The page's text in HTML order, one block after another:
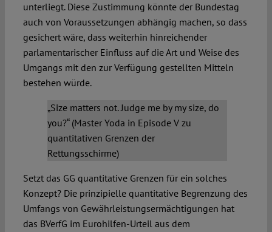
unterliegt. Diese Zustimmung könnte der Bundestag
auch von Voraussetzungen abhängig machen, so dass
gesichert wäre, dass weiterhin hinreichender
parlamentarischer Einfluss auf die Art und Weise des
Umgangs mit den zur Verfügung gestellten Mitteln
bestehen würde.
„Size matters not. Judge me by my size, do
you?“ (Master Yoda in Episode V zu
quantitativen Grenzen der
Rettungsschirme)
Setzt das GG quantitative Grenzen für ein solches
Konzept? Die prinzipielle quantitative Begrenzung des
Umfangs von Gewährleistungsermächtigungen hat
das BVerfG im Eurohilfen-Urteil aus dem